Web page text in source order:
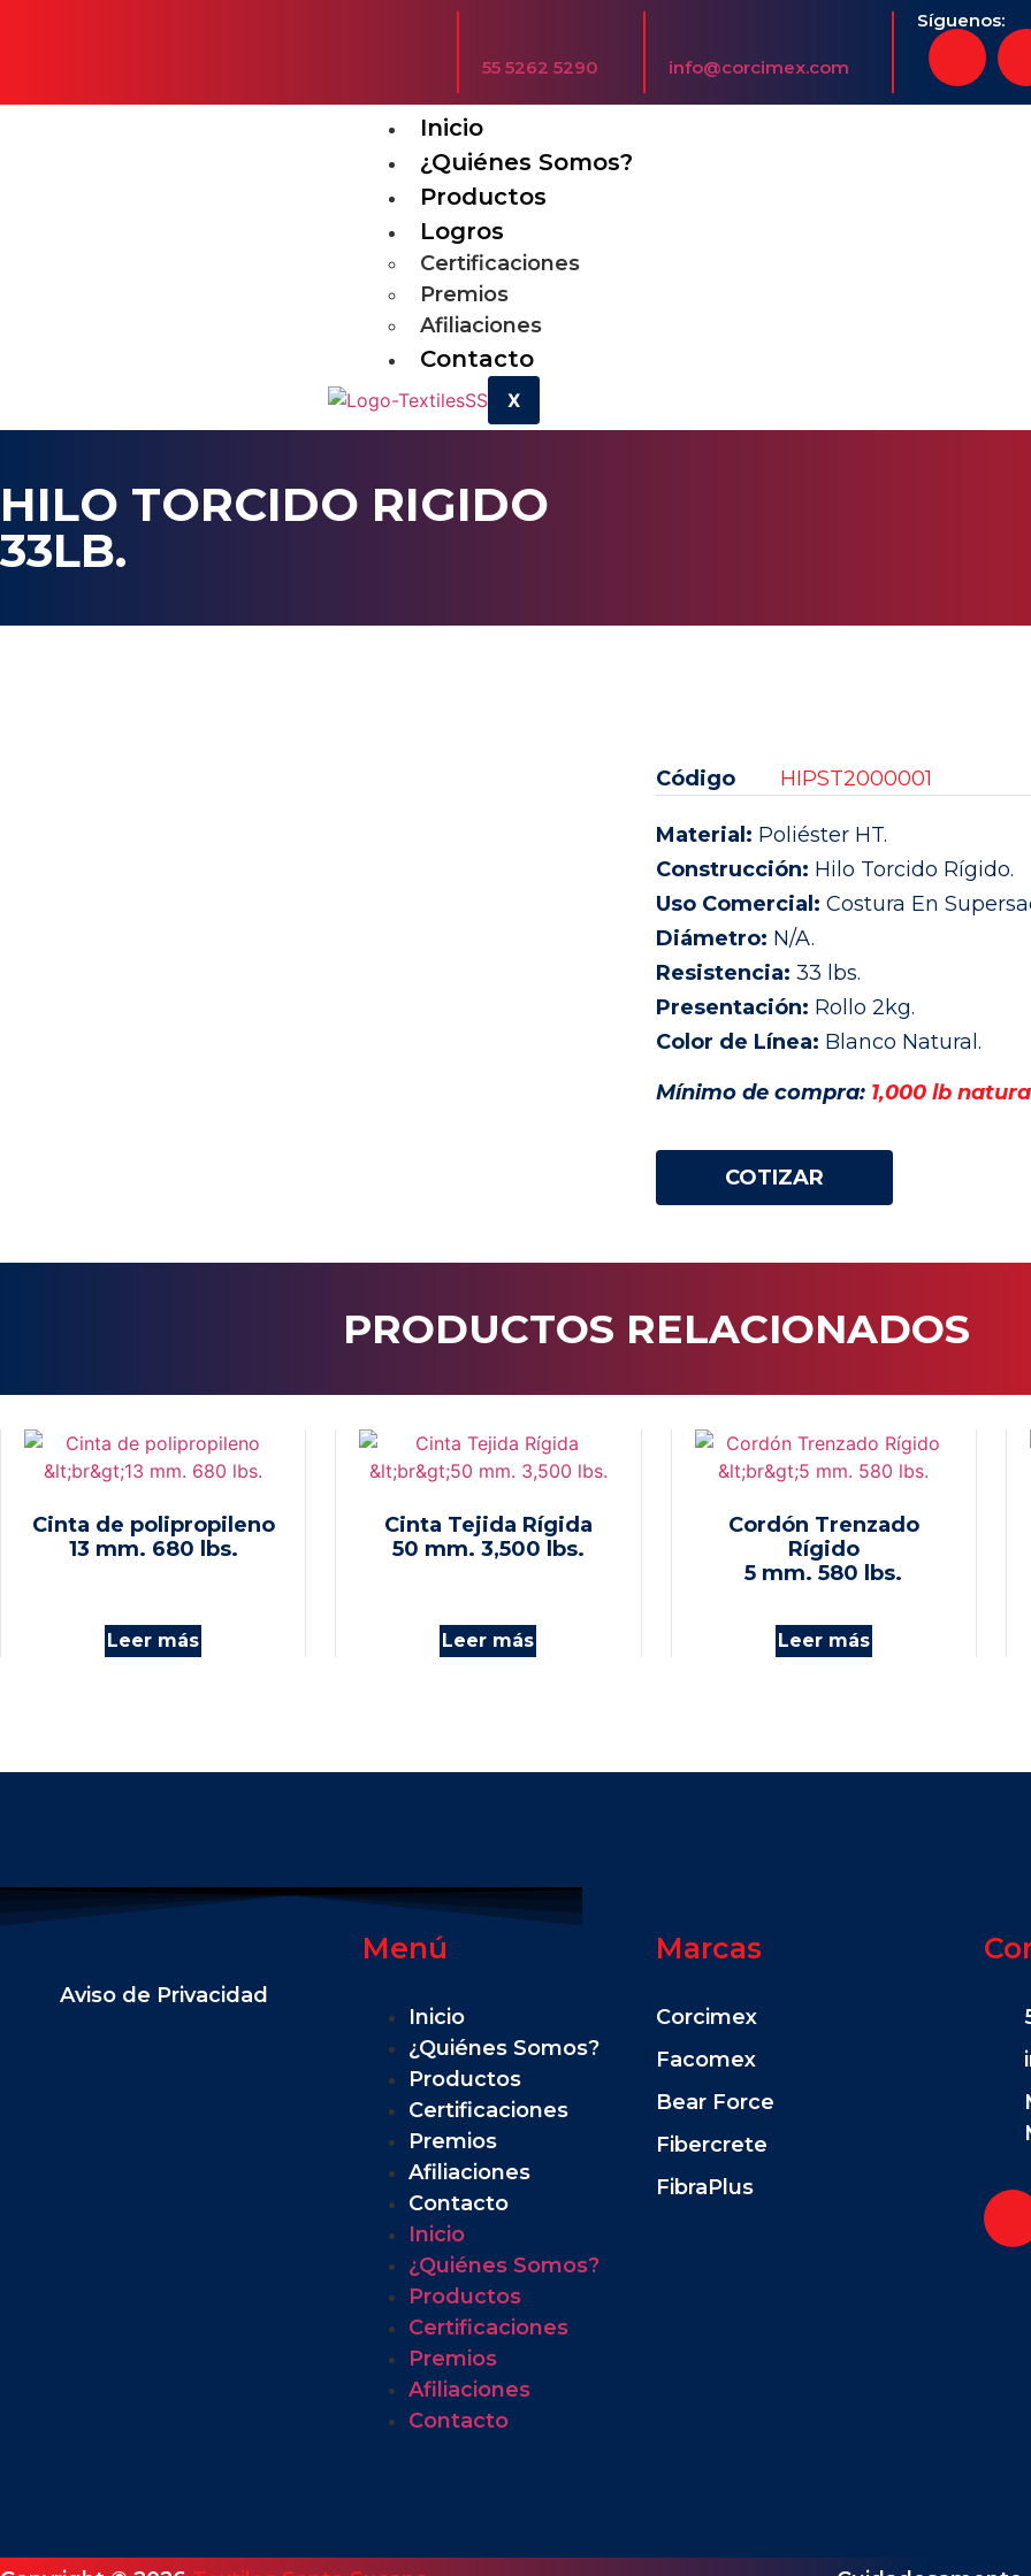
55 5262 5290 info@corcimex.com
Síguenos:
Inicio
¿Quiénes Somos?
Productos
Logros
Certificaciones
Premios
Afiliaciones
Contacto
X
HILO TORCIDO RIGIDO
33LB.
Código HIPST2000001
Material: Poliéster HT.
Construcción: Hilo Torcido Rígido.
Uso Comercial: Costura En
Diámetro: N/A.
Resistencia: 33 lbs.
Presentación: Rollo 2kg.
Color de Línea: Blanco Natural.
Mínimo de compra: 1,000 lb
COTIZAR
PRODUCTOS RELACIONADOS
Cinta de polipropileno
13 mm. 680 lbs.
Leer más
Cinta Tejida Rígida
50 mm. 3,500 lbs.
Leer más
Cordón Trenzado
Rígido
5 mm. 580 lbs.
Leer más
Aviso de Privacidad
Menú
Inicio
¿Quiénes Somos?
Productos
Certificaciones
Premios
Afiliaciones
Contacto
Inicio
¿Quiénes Somos?
Productos
Certificaciones
Premios
Afiliaciones
Contacto
Marcas
Corcimex
Facomex
Bear Force
Fibercrete
FibraPlus